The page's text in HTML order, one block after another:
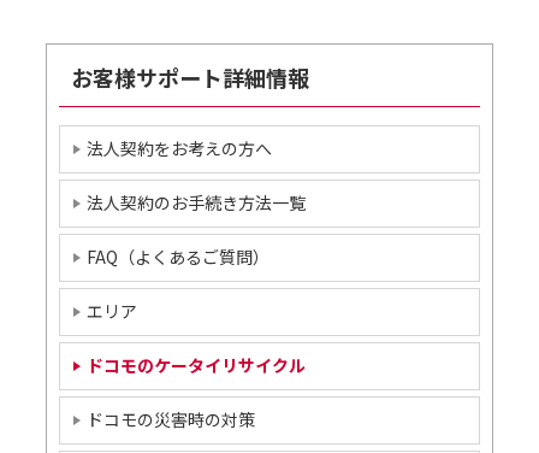
お客様サポート詳細情報
法人契約をお考えの方へ
法人契約のお手続き方法一覧
FAQ（よくあるご質問）
エリア
ドコモのケータイリサイクル
ドコモの災害時の対策